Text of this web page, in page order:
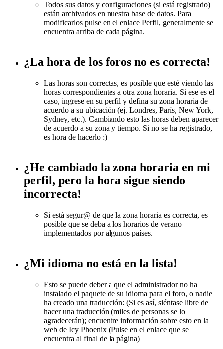
Todos sus datos y configuraciones (si está registrado)
están archivados en nuestra base de datos. Para
modificarlos pulse en el enlace Perfil, generalmente se
encuentra arriba de cada página.
¿La hora de los foros no es correcta!
Las horas son correctas, es posible que esté viendo las
horas correspondientes a otra zona horaria. Si ese es el
caso, ingrese en su perfil y defina su zona horaria de
acuerdo a su ubicación (ej. Londres, París, New York,
Sydney, etc.). Cambiando esto las horas deben aparecer
de acuerdo a su zona y tiempo. Si no se ha registrado,
es hora de hacerlo :)
¿He cambiado la zona horaria en mi
perfil, pero la hora sigue siendo
incorrecta!
Si está segur@ de que la zona horaria es correcta, es
posible que se deba a los horarios de verano
implementados por algunos países.
¿Mi idioma no está en la lista!
Esto se puede deber a que el administrador no ha
instalado el paquete de su idioma para el foro, o nadie
ha creado una traducción: (Si es así, siéntase libre de
hacer una traducción (miles de personas se lo
agradecerán); encuentre información sobre esto en la
web de Icy Phoenix (Pulse en el enlace que se
encuentra al final de la página)